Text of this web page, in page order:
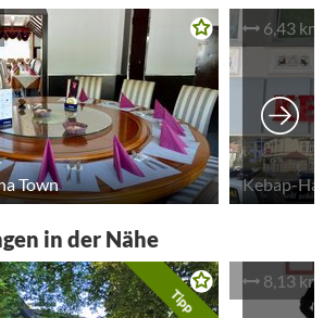
Town
6,43 km
Kebap-Haus
in der Nähe
Tipp
8,13 km